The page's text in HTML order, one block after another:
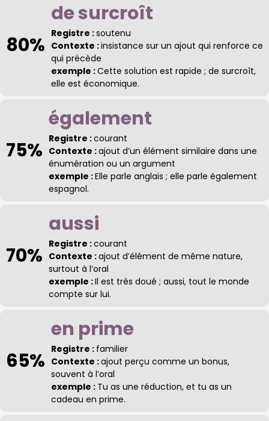
80%
de surcroît
Registre :soutenu
Contexte :insistance sur un ajout qui renforce ce
qui précède
exemple :Cette solution est rapide ; de surcroît,
elle est économique.
75%
également
Registre :courant
Contexte :ajout d’un élément similaire dans une
énumération ou un argument
exemple :Elle parle anglais ; elle parle également
espagnol.
70%
aussi
Registre :courant
Contexte :ajout d’élément de même nature,
surtout à l’oral
exemple :Il est très doué ; aussi, tout le monde
compte sur lui.
65%
en prime
Registre : familier
Contexte :ajout perçu comme un bonus,
souvent à l’oral
exemple : Tu as une réduction, et tu as un
cadeau en prime.